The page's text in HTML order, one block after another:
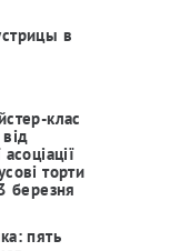
в
клас
торти
березня
пять